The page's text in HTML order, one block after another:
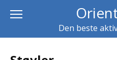
content
Den beste